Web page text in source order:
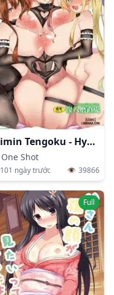
Saimin Tengoku - Hypnosis Heavensto
One Shot
101 ngày trước 👁️ 39866
Full